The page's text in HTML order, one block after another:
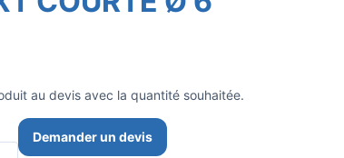
au devis avec la quantité souhaitée.
Demander un devis